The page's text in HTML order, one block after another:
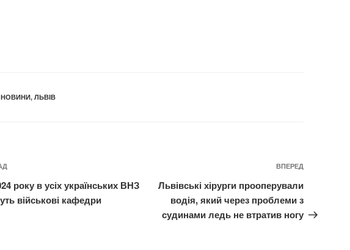
КАТЕГОРІЇ
НОВИНИ, ЛЬВІВ
року в усіх українських ВНЗ
військові кафедри
Наступний
запис
ВПЕРЕД
Львівські хірурги прооперували
водія, який через проблеми з
судинами ледь не втратив ногу